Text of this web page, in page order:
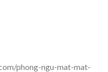
phong-ngu-mat-mat-